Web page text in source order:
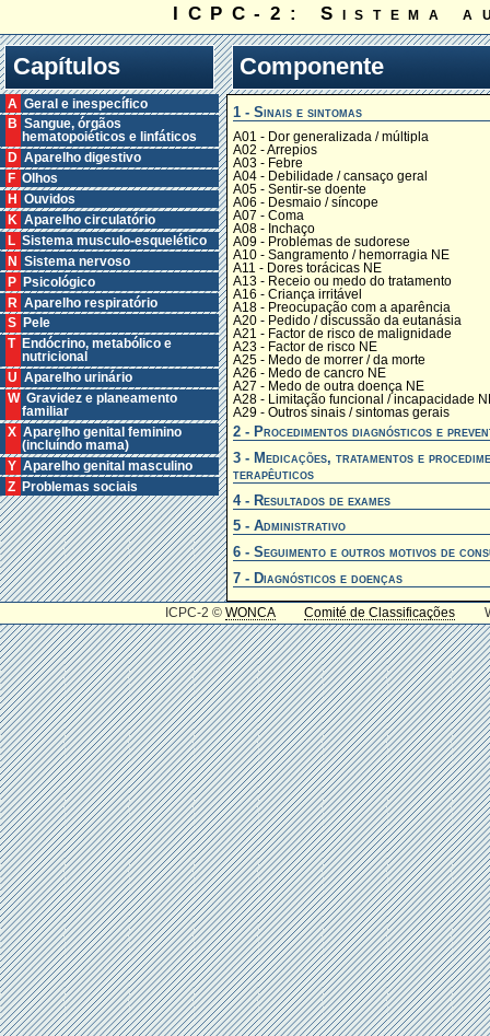
ICPC-2: Sistema
Capítulos
A Geral e inespecífico
B Sangue, órgãos
hematopoiéticos e linfáticos
D Aparelho digestivo
F Olhos
H Ouvidos
K Aparelho circulatório
L Sistema musculo-esquelético
N Sistema nervoso
P Psicológico
R Aparelho respiratório
S Pele
T Endócrino, metabólico e
nutricional
U Aparelho urinário
W Gravidez e planeamento
familiar
X Aparelho genital feminino
(incluíndo mama)
Y Aparelho genital masculino
Z Problemas sociais
Componente
1 - Sinais e sintomas
A01 - Dor generalizada / múltipla
A02 - Arrepios
A03 - Febre
A04 - Debilidade / cansaço geral
A05 - Sentir-se doente
A06 - Desmaio / síncope
A07 - Coma
A08 - Inchaço
A09 - Problemas de sudorese
A10 - Sangramento / hemorragia NE
A11 - Dores torácicas NE
A13 - Receio ou medo do tratamento
A16 - Criança irritável
A18 - Preocupação com a aparência
A20 - Pedido / discussão da eutanásia
A21 - Factor de risco de malignidade
A23 - Factor de risco NE
A25 - Medo de morrer / da morte
A26 - Medo de cancro NE
A27 - Medo de outra doença NE
A28 - Limitação funcional / incapacidade
A29 - Outros sinais / sintomas gerais
2 - Procedimentos diagnósticos e
3 - Medicações, tratamentos e
terapêuticos
4 - Resultados de exames
5 - Administrativo
6 - Seguimento e outros motivos de
7 - Diagnósticos e doenças
ICPC-2 ©WONCA Comité de Classificações